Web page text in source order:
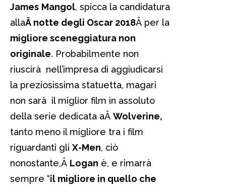
James Mangol, spicca la candidatura
allaÂ notte degli Oscar 2018Â per la
migliore sceneggiatura non
originale. Probabilmente non
riuscirà nell’impresa di aggiudicarsi
la preziosissima statuetta, magari
non sarà il miglior film in assoluto
della serie dedicata aÂ Wolverine,
tanto meno il migliore tra i film
riguardanti gli X-Men, ciò
nonostante,Â Logan è, e rimarrà
sempre “il migliore in quello che